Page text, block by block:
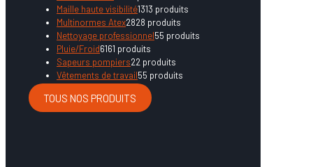
Maille haute visibilité1313 produits
Multinormes Atex2828 produits
Nettoyage professionnel55 produits
Pluie/Froid6161 produits
Sapeurs pompiers22 produits
Vêtements de travail55 produits
TOUS NOS PRODUITS